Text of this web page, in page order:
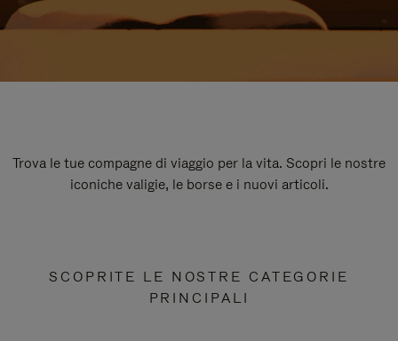
Trova le tue compagne di viaggio per la vita. Scopri le nostre
iconiche valigie, le borse e i nuovi articoli.
SCOPRITE LE NOSTRE CATEGORIE
PRINCIPALI